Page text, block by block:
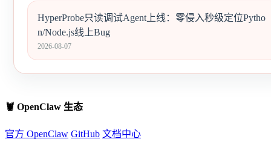
HyperProbe只读调试Agent上线：零侵入秒级定位Pytho
n/Node.js线上Bug
2026-08-07
🦞 OpenClaw 生态
官方 OpenClaw GitHub 文档中心